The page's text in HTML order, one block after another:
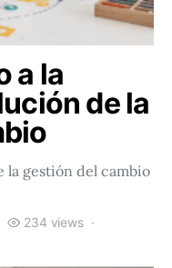
a la
de la
gestión del cambio
234 views